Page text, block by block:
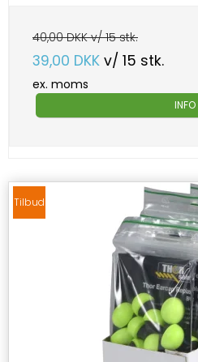
40,00 DKK v/ 15 stk.
39,00 DKK v/ 15 stk.
ex. moms
INFO
Tilbud